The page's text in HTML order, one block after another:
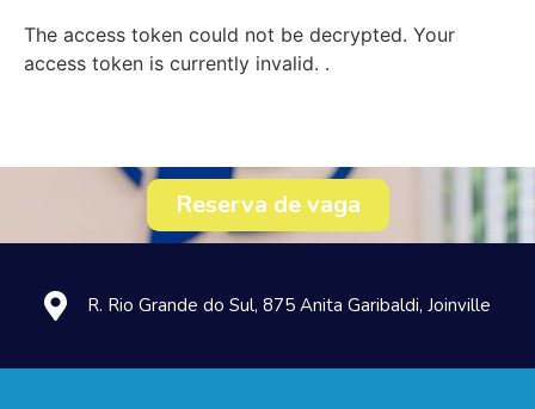
The access token could not be decrypted. Your
access token is currently invalid. .
Reserva de vaga
R. Rio Grande do Sul, 875 Anita Garibaldi, Joinville